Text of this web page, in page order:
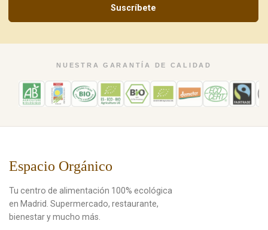
Suscríbete
NUESTRA GARANTÍA DE CALIDAD
Espacio Orgánico
Tu centro de alimentación 100% ecológica
en Madrid. Supermercado, restaurante,
bienestar y mucho más.